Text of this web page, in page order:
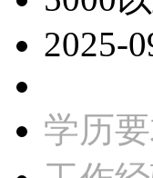
2025-
学历要